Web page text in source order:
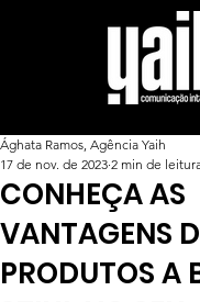
CONHEÇA AS
VANTAGENS
PRODUTOS A
Ághata Ramos, Agência Yaih
17 de nov. de 2023 2 min de